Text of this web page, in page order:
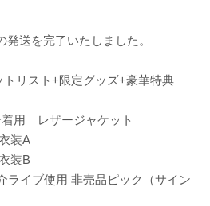
送を完了いたしました。
トリスト+限定グッズ+豪華特典
着用 レザージャケット
装A
装B
ライブ使用 非売品ピック（サイン